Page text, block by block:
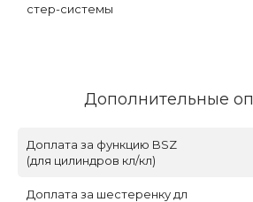
стер-системы
Дополнительные
Доплата за функцию BSZ
(для цилиндров кл/кл)
Доплата за шестеренку дл